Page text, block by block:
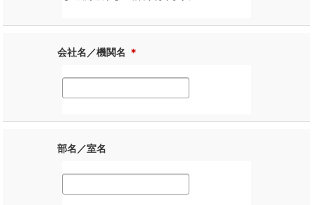
会社名／機関名 ＊
部名／室名